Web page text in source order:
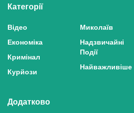
Категорії
Відео
Економіка
Кримінал
Курйози
Миколаїв
Надзвичайні
Події
Найважливіше
Додатково